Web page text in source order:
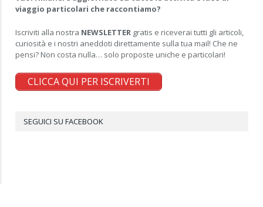
viaggio particolari che raccontiamo?
Iscriviti alla nostra NEWSLETTER gratis e riceverai tutti gli articoli,
curiosità e i nostri aneddoti direttamente sulla tua mail! Che ne
pensi? Non costa nulla… solo proposte uniche e particolari!
CLICCA QUI PER ISCRIVERTI
SEGUICI SU FACEBOOK